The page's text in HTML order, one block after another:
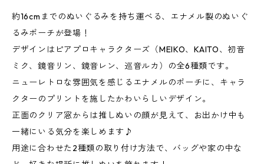
約16cmまでのぬいぐるみを持ち運べる、エナメル製のぬいぐ
るみポーチが登場！
デザインはピアプロキャラクターズ（MEIKO、KAITO、初音
ミク、鏡音リン、鏡音レン、巡音ルカ）の全6種類です。
ニューレトロな雰囲気を感じるエナメルのポーチに、キャラ
クターのプリントを施したかわいらしいデザイン。
正面のクリア窓からは推しぬいの顔が見えて、お出かけ中も
一緒にいる気分を楽しめます♪
用途に合わせた2種類の取り付け方法で、バッグや家の中な